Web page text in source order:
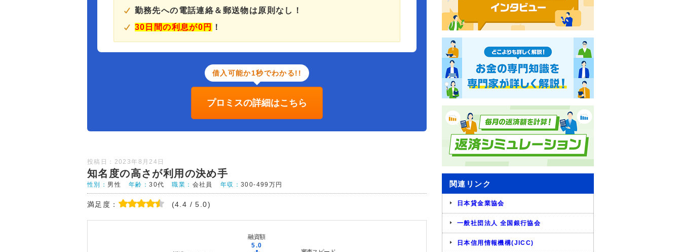
勤務先への電話連絡＆郵送物は原則なし！
30日間の利息が0円
！
借入可能か1秒でわかる!!
プロミスの詳細はこちら
投稿日：2023年8月24日
知名度の高さが利用の決め手
性別： 男性 年齢：30代 職業： 会社員 年収：300-499万円
満足度： (4.4 / 5.0)
関連リンク
日本貸金業協会
一般社団法人 全国銀行協会
日本信用情報機構(JICC)